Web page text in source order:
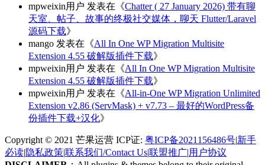
mpweixin用户 发表在《Chatter ( 27 January 2026) 带有聊
天室、帖子、故事的终极社交媒体，聊天 Flutter/Laravel
源码下载》
mango 发表在《All In One WP Migration Multisite
Extension 4.55 破解版插件下载》
mpweixin用户 发表在《All In One WP Migration Multisite
Extension 4.55 破解版插件下载》
mpweixin用户 发表在《All-in-One WP Migration Unlimited
Extension v2.86 (ServMask) + v7.73 – 最好的WordPress备
份插件下载+汉化》
Copyright © 2021 芒果运营 ICP证: 粤ICP备2021156486号|新手
必读|隐私政策|联系我们/Contact Us|联盟推广|用户协议